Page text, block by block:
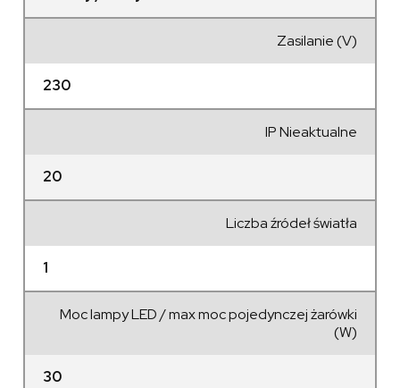
Zasilanie (V)
230
IP Nieaktualne
20
Liczba źródeł światła
1
Moc lampy LED / max moc pojedynczej żarówki
(W)
30